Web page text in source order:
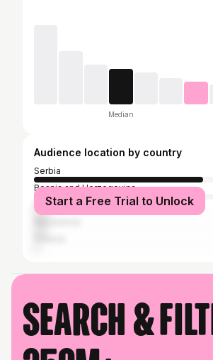
Median
Audience location by country
Serbia
Bosnia and Herzegovina
Montenegro
Start a Free Trial to Unlock
Search &